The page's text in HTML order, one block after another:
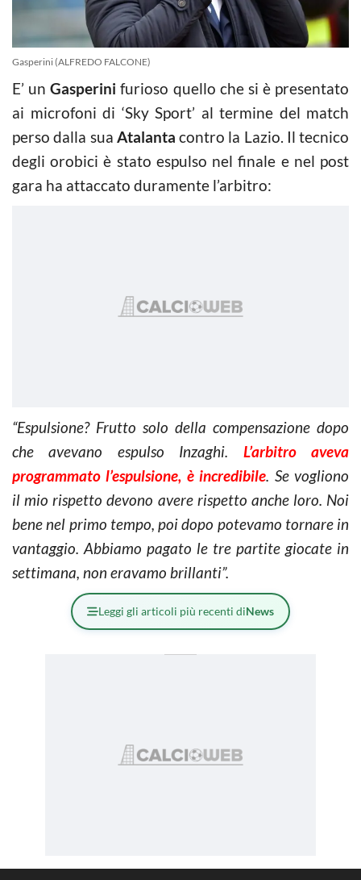
Gasperini (ALFREDO FALCONE)
E’ unGasperini furioso quello che si è presentato
ai microfoni di ‘Sky Sport’ al termine del match
perso dalla sua Atalanta contro la Lazio. Il tecnico
degli orobici è stato espulso nel finale e nel post
gara ha attaccato duramente l’arbitro:
“Espulsione? Frutto solo della compensazione dopo
che avevano espulso Inzaghi. L’arbitro aveva
programmato l’espulsione, è incredibile. Se vogliono
il mio rispetto devono avere rispetto anche loro. Noi
bene nel primo tempo, poi dopo potevamo tornare in
vantaggio. Abbiamo pagato le tre partite giocate in
settimana, non eravamo brillanti”.
Leggi gli articoli più recenti diNews